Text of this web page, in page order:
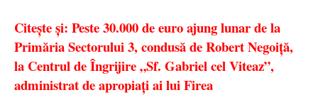
Citește și: Peste 30.000 de euro ajung lunar de la
Primăria Sectorului 3, condusă de Robert Negoiță,
la Centrul de Îngrijire „Sf. Gabriel cel Viteaz”,
administrat de apropiați ai lui Firea